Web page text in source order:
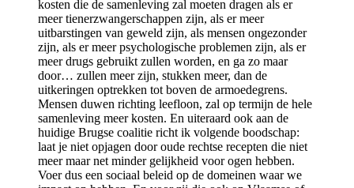
kosten die de samenleving zal moeten dragen als er
meer tienerzwangerschappen zijn, als er meer
uitbarstingen van geweld zijn, als mensen ongezonder
zijn, als er meer psychologische problemen zijn, als er
meer drugs gebruikt zullen worden, en ga zo maar
door… zullen meer zijn, stukken meer, dan de
uitkeringen optrekken tot boven de armoedegrens.
Mensen duwen richting leefloon, zal op termijn de hele
samenleving meer kosten. En uiteraard ook aan de
huidige Brugse coalitie richt ik volgende boodschap:
laat je niet opjagen door oude rechtse recepten die niet
meer maar net minder gelijkheid voor ogen hebben.
Voer dus een sociaal beleid op de domeinen waar we